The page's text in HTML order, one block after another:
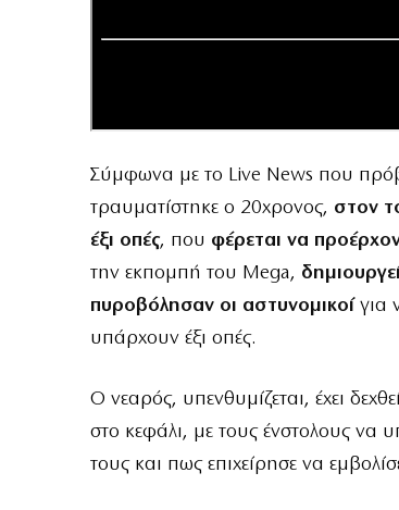
Σύμφωνα με το Live News που
τραυματίστηκε ο 20χρονος, στον
έξι οπές, που φέρεται να
την εκπομπή του Mega,
πυροβόλησαν οι αστυνομικοίγια
υπάρχουν έξι οπές.
Ο νεαρός, υπενθυμίζεται, έχει
στο κεφάλι, με τους ένστολους να
τους και πως επιχείρησε να